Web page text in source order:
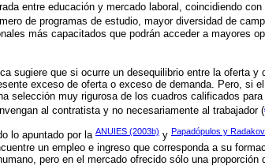
entre educación y mercado laboral, coincidiendo con
de programas de estudio, mayor diversidad de
más capacitados que podrán acceder a mayores
sugiere que si ocurre un desequilibrio entre la oferta y
exceso de oferta o exceso de demanda. Pero, si
selección muy rigurosa de los cuadros calificados
al contratista y no necesariamente al trabajador (
lo apuntado por la ANUIES (2003b) y Papadópulos y
un empleo e ingreso que corresponda a su
pero en el mercado ofrecido sólo una